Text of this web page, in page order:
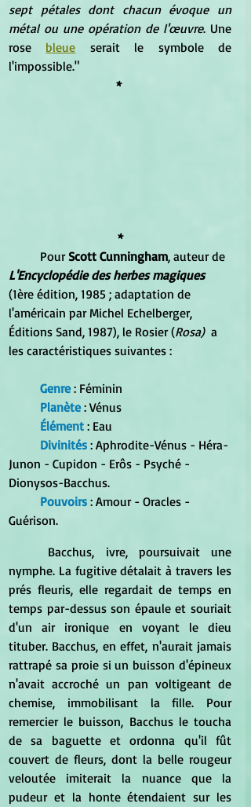
sept pétales dont chacun évoque un
métal ou une opération de l'œuvre. Une
rose bleue serait le symbole de
l'impossible."
*
*
	Pour
Scott Cunningham, auteur de
L'Encyclopédie des herbes magiques
(1ère édition, 1985 ; adaptation de
l'américain par Michel Echelberger,
Éditions Sand, 1987), le Rosier (Rosa)
  a
les caractéristiques suivantes :
Genre : Féminin
Planète : Vénus
Élément : Eau
Divinités : Aphrodite-Vénus - Héra-
Junon - Cupidon - Erôs - Psyché -
Dionysos-Bacchus.
Pouvoirs : Amour - Oracles -
Guérison.
nymphe. La fugitive détalait à travers les
prés fleuris, elle regardait de temps en
temps par-dessus son épaule et souriait
d'un air ironique en voyant le dieu
tituber. Bacchus, en effet, n'aurait jamais
rattrapé sa proie si un buisson d'épineux
n'avait accroché un pan voltigeant de
chemise, immobilisant la fille. Pour
remercier le buisson, Bacchus le toucha
de sa baguette et ordonna qu'il fût
couvert de fleurs, dont la belle rougeur
veloutée imiterait la nuance que la
pudeur et la honte étendaient sur les